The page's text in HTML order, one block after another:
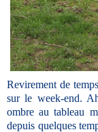
Revirement de
sur le week-end.
ombre au tableau
depuis quelques